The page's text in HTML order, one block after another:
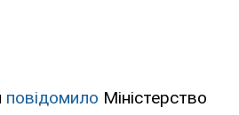
повідомило Міністерство